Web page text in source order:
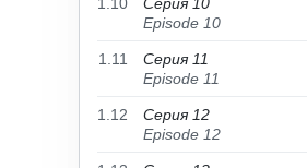
Episode 10
1.11
Серия 11
Episode 11
1.12
Серия 12
Episode 12